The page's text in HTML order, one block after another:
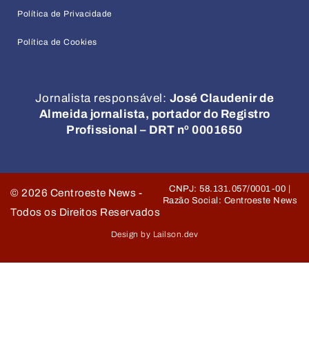
Política de Privacidade
Política de Cookies
Jornalista responsável: José Claudenir de
Almeida jornalista, portador do Registro
Profissional – DRT nº 0001650
© 2026 Centroeste News -
Todos os Direitos Reservados
CNPJ: 58.131.057/0001-00 |
Razão Social: Centroeste News
Design by Lailson.dev